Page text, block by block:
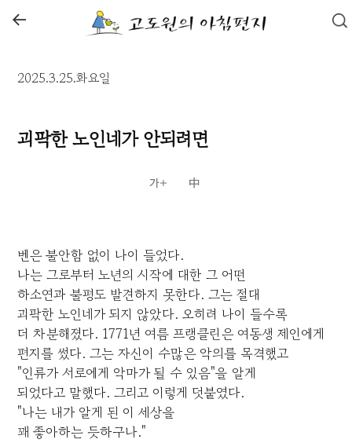
←
2025.3.25.화요일
괴팍한 노인네가 안되려면
벤은 불안함 없이 나이 들었다.
나는 그로부터 노년의 시작에 대한 그 어떤
하소연과 불평도 발견하지 못한다. 그는 절대
괴팍한 노인네가 되지 않았다. 오히려 나이 들수록
더 차분해졌다. 1771년 여름 프랭클린은 여동생 제인에게
편지를 썼다. 그는 자신이 수많은 악의를 목격했고
"인류가 서로에게 악마가 될 수 있음"을 알게
되었다고 말했다. 그리고 이렇게 덧붙였다.
"나는 내가 알게 된 이 세상을
꽤 좋아하는 듯하구나."